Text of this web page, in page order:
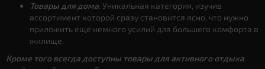
Товары для дома. Уникальная категория, изучив
ассортимент которой сразу становится ясно, что нужно
приложить еще немного усилий для большего комфорта в
жилище.
Кроме того всегда доступны товары для активного отдыха